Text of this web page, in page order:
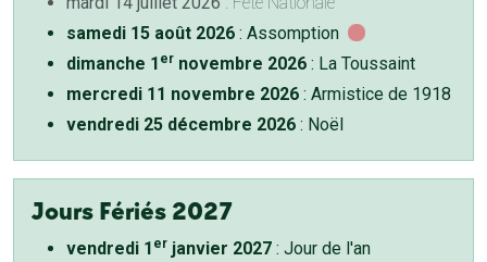
samedi 15 août 2026 : Assomption
dimanche 1 er novembre 2026 : La Toussaint
mercredi 11 novembre 2026 : Armistice de 1918
vendredi 25 décembre 2026 : Noël
Jours Fériés 2027
vendredi 1 er janvier 2027 : Jour de l'an